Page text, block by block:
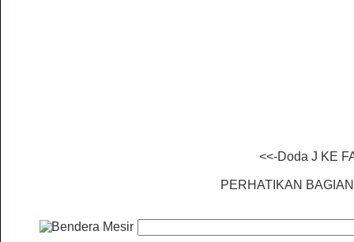
<<-Doda J KE
PERHATIKAN